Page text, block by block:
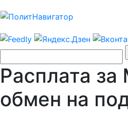
Расплата
обмен на